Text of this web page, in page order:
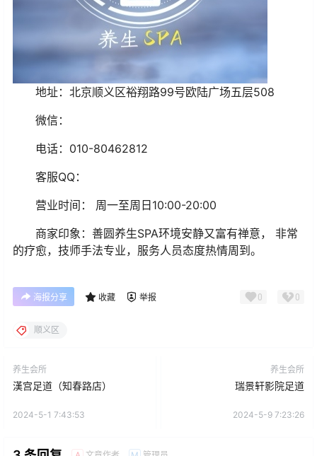
地址：北京顺义区裕翔路99号欧陆广场五层508
微信：
电话： 010-80462812
客服QQ：
营业时间： 周一至周日10:00-20:00
商家印象： 善圆养生SPA环境安静又富有禅意， 非常
的疗愈，技师手法专业，服务人员态度热情周到。
海报分享 收藏 举报 0 0
顺义区
养生会所
漢宫足道（知春路店）
2024-5-1 7:43:53
养生会所
瑞景轩影院足道
2024-5-9 7:23:26